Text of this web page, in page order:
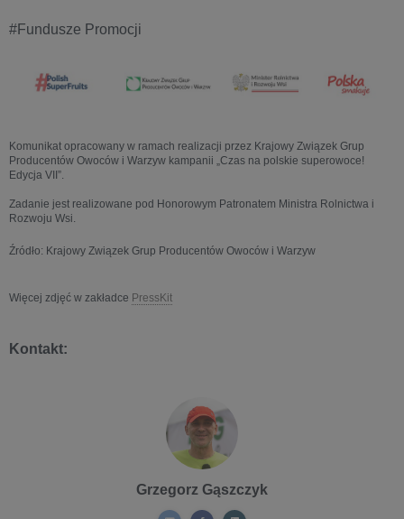
#Fundusze Promocji
Komunikat opracowany w ramach realizacji przez Krajowy Związek Grup
Producentów Owoców i Warzyw kampanii „Czas na polskie superowoce!
Edycja VII”.
Zadanie jest realizowane pod Honorowym Patronatem Ministra Rolnictwa i
Rozwoju Wsi.
Źródło: Krajowy Związek Grup Producentów Owoców i Warzyw
Więcej zdjęć w zakładce PressKit
Kontakt:
Grzegorz Gąszczyk